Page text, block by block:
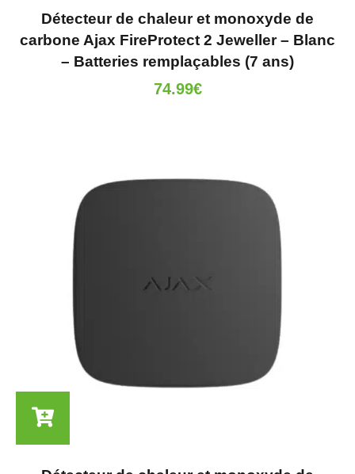
Détecteur de chaleur et monoxyde de
carbone Ajax FireProtect 2 Jeweller – Blanc
– Batteries remplaçables (7 ans)
74.99€